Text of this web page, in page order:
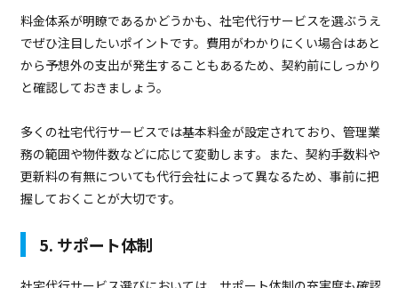
料金体系が明瞭であるかどうかも、社宅代行サービスを選ぶうえ
でぜひ注目したいポイントです。費用がわかりにくい場合はあと
から予想外の支出が発生することもあるため、契約前にしっかり
と確認しておきましょう。
多くの社宅代行サービスでは基本料金が設定されており、管理業
務の範囲や物件数などに応じて変動します。また、契約手数料や
更新料の有無についても代行会社によって異なるため、事前に把
握しておくことが大切です。
5. サポート体制